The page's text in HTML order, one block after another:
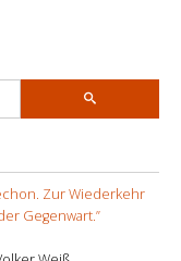
Zur Wiederkehr
Gegenwart.”